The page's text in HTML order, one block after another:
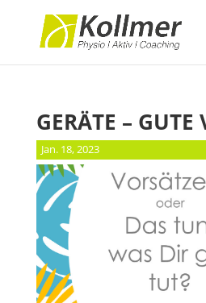
GERÄTE – GUTE
Jan. 18, 2023